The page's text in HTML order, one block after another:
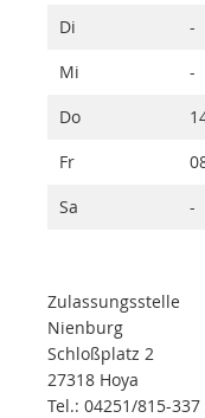
Di
-
Mi
-
Do
Fr
Sa
-
Zulassungsstelle
Nienburg
Schloßplatz 2
27318 Hoya
Tel.: 04251/815-